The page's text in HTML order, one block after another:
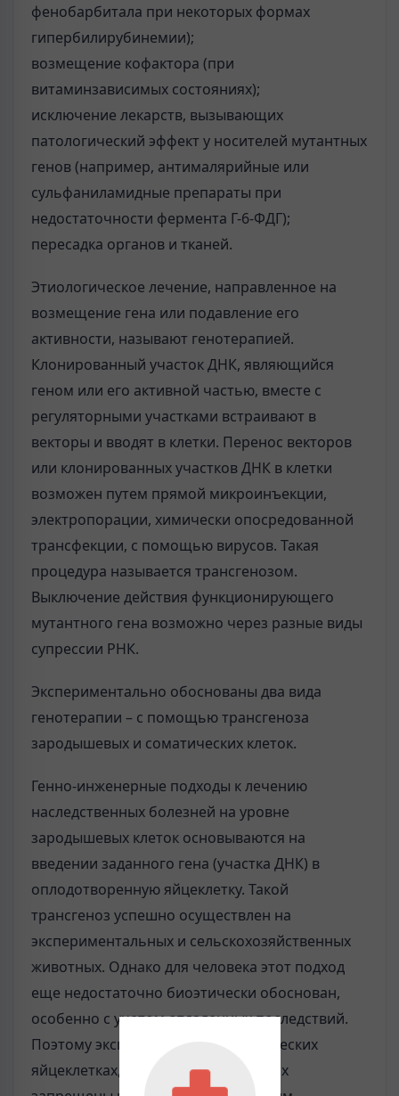
фенобарбитала при некоторых формах
гипербилирубинемии);
возмещение кофактора (при
витаминзависимых состояниях);
исключение лекарств, вызывающих
патологический эффект у носителей мутантных
генов (например, антималярийные или
сульфаниламидные препараты при
недостаточности фермента Г-6-ФДГ);
пересадка органов и тканей.
Этиологическое лечение, направленное на
возмещение гена или подавление его
активности, называют генотерапией.
Клонированный участок ДНК, являющийся
геном или его активной частью, вместе с
регуляторными участками встраивают в
векторы и вводят в клетки. Перенос векторов
или клонированных участков ДНК в клетки
возможен путем прямой микроинъекции,
электропорации, химически опосредованной
трансфекции, с помощью вирусов. Такая
процедура называется трансгенозом.
Выключение действия функционирующего
мутантного гена возможно через разные виды
супрессии РНК.
Экспериментально обоснованы два вида
генотерапии – с помощью трансгеноза
зародышевых и соматических клеток.
Генно-инженерные подходы к лечению
наследственных болезней на уровне
зародышевых клеток основываются на
введении заданного гена (участка ДНК) в
оплодотворенную яйцеклетку. Такой
трансгеноз успешно осуществлен на
экспериментальных и сельскохозяйственных
животных. Однако для человека этот подход
еще недостаточно биоэтически обоснован,
особенно с учетом отдаленных последствий.
Поэтому эксперименты на человеческих
яйцеклетках, зиготах или эмбрионах